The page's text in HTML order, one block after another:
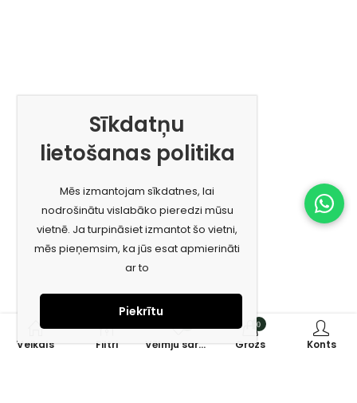
Veikals Filtri Vēlmju saraksts
0
Grozs Konts
Sīkdatņu
lietošanas politika
Mēs izmantojam sīkdatnes, lai
nodrošinātu vislabāko pieredzi mūsu
vietnē. Ja turpināsiet izmantot šo vietni,
mēs pieņemsim, ka jūs esat apmierināti
ar to
Piekrītu